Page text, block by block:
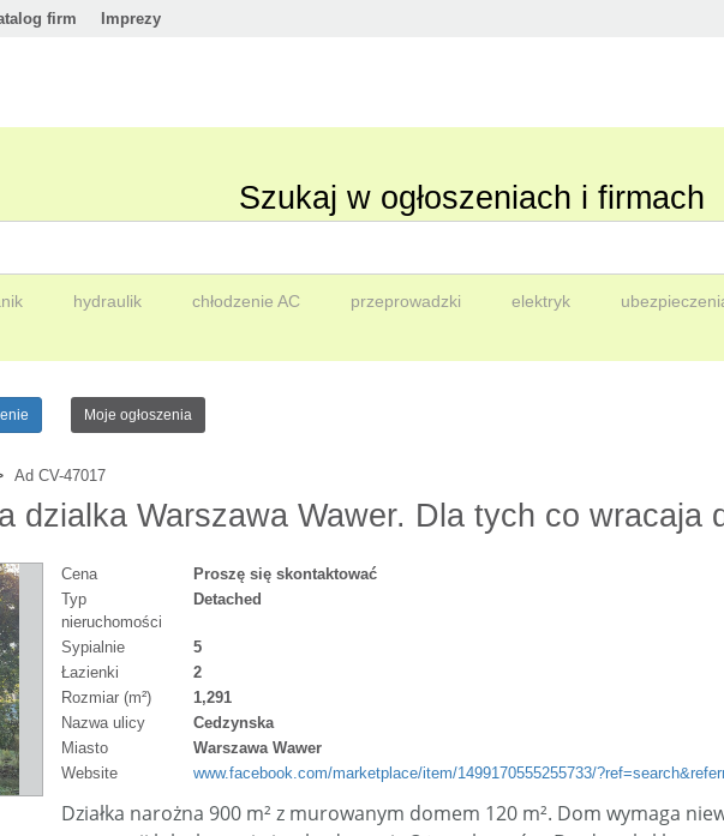
firm Imprezy
Szukaj w ogłoszeniach i firmach
hydraulik chłodzenie AC przeprowadzki elektryk
Moje ogłoszenia
Ad CV-47017
dzialka Warszawa Wawer. Dla tych co wracaja
Cena
Proszę się skontaktować
Typ
nieruchomości
Detached
Sypialnie
5
Łazienki
2
Rozmiar (m²)
1,291
Nazwa ulicy
Cedzynska
Miasto
Warszawa Wawer
Website
www.facebook.com/marketplace/item/1499170555255733/
Działka narożna 900 m² z murowanym domem 120 m². Dom wymaga